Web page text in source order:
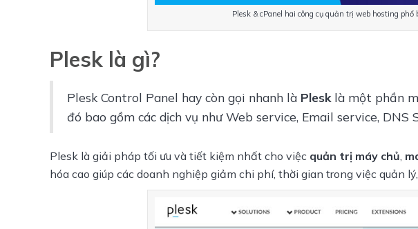
Plesk & cPanel hai công cụ quản trị web hosting
Plesk là gì?
Plesk Control Panel hay còn gọi nhanh là Plesk là một phần
đó bao gồm các dịch vụ như Web service, Email service, DNS
Plesk là giải pháp tối ưu và tiết kiệm nhất cho việc quản trị máy chủ
hóa cao giúp các doanh nghiệp giảm chi phí, thời gian trong việc quản